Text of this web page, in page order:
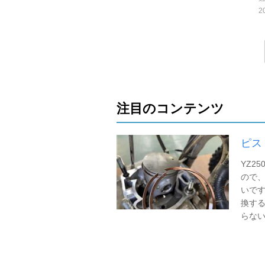
注目のコンテンツ
ピ
ので
いで
換す
らな